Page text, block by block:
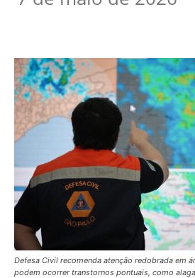
Defesa Civil recomenda atenção redobrada em
podem ocorrer transtornos pontuais, como